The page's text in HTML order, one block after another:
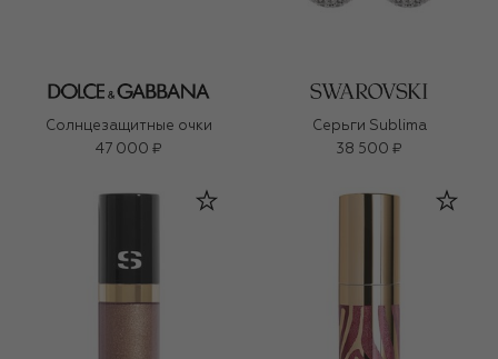
Солнцезащитные очки
47 000 ₽
Серьги Sublima
38 500 ₽